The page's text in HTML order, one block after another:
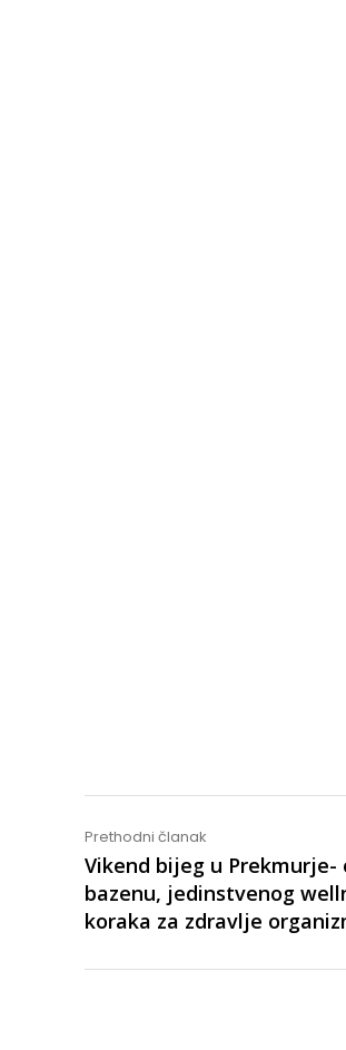
Prethodni članak
Vikend bijeg u Prekmurje-
bazenu, jedinstvenog
koraka za zdravlje